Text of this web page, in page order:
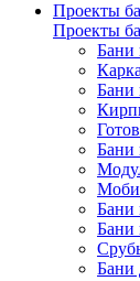
Проекты
Проекты
Бани
Бани
Бани
Бани
Бани
Бани